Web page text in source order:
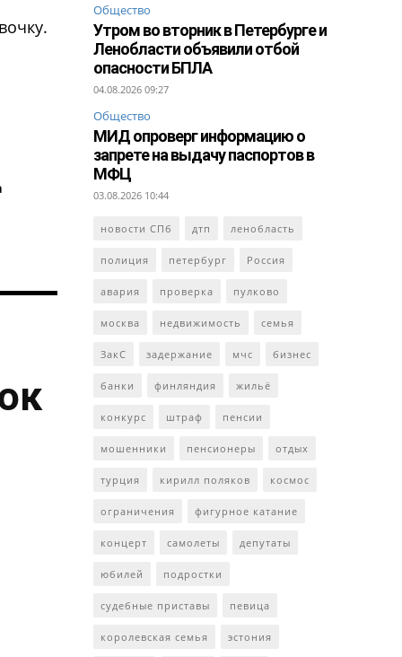
Общество
Утром во вторник в Петербурге и
Ленобласти объявили отбой
опасности БПЛА
04.08.2026 09:27
Общество
МИД опроверг информацию о
запрете на выдачу паспортов в
МФЦ
03.08.2026 10:44
новости СПб дтп ленобласть
полиция петербург Россия
авария проверка пулково
москва недвижимость семья
ЗакС задержание мчс бизнес
банки финляндия жильё
конкурс штраф пенсии
мошенники пенсионеры отдых
турция кирилл поляков космос
ограничения фигурное катание
концерт самолеты депутаты
юбилей подростки
судебные приставы певица
королевская семья эстония